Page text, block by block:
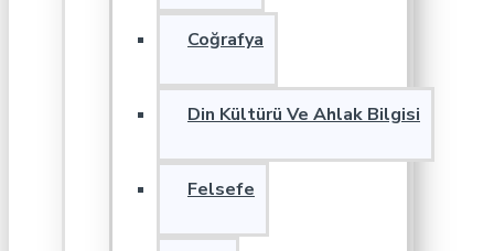
Coğrafya
Din Kültürü Ve Ahlak Bilgisi
Felsefe